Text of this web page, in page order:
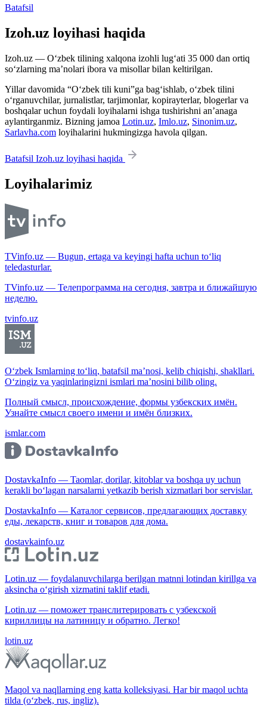
Batafsil
Izoh.uz loyihasi haqida
Izoh.uz — O‘zbek tilining xalqona izohli lug‘ati 35 000 dan ortiq
so‘zlarning ma’nolari ibora va misollar bilan keltirilgan.
Yillar davomida “O‘zbek tili kuni”ga bag‘ishlab, o‘zbek tilini
o‘rganuvchilar, jurnalistlar, tarjimonlar, kopirayterlar, blogerlar va
boshqalar uchun foydali loyihalarni ishga tushirishni an’anaga
aylantirganmiz. Bizning jamoa Lotin.uz, Imlo.uz, Sinonim.uz,
Sarlavha.com loyihalarini hukmingizga havola qilgan.
Batafsil Izoh.uz loyihasi haqida
Loyihalarimiz
TVinfo.uz — Bugun, ertaga va keyingi hafta uchun to‘liq
teledasturlar.
TVinfo.uz — Телепрограмма на сегодня, завтра и ближайшую
неделю.
tvinfo.uz
O‘zbek Ismlarning to‘liq, batafsil ma’nosi, kelib chiqishi, shakllari.
O‘zingiz va yaqinlaringizni ismlari ma’nosini bilib oling.
Полный смысл, происхождение, формы узбекских имён.
Узнайте смысл своего имени и имён близких.
ismlar.com
DostavkaInfo — Taomlar, dorilar, kitoblar va boshqa uy uchun
kerakli bo‘lagan narsalarni yetkazib berish xizmatlari bor servislar.
DostavkaInfo — Каталог сервисов, предлагающих доставку
еды, лекарств, книг и товаров для дома.
dostavkainfo.uz
Lotin.uz — foydalanuvchilarga berilgan matnni lotindan kirillga va
aksincha o‘girish xizmatini taklif etadi.
Lotin.uz — поможет транслитерировать с узбекской
кириллицы на латиницу и обратно. Легко!
lotin.uz
Maqol va naqllarning eng katta kolleksiyasi. Har bir maqol uchta
tilda (o‘zbek, rus, ingliz).